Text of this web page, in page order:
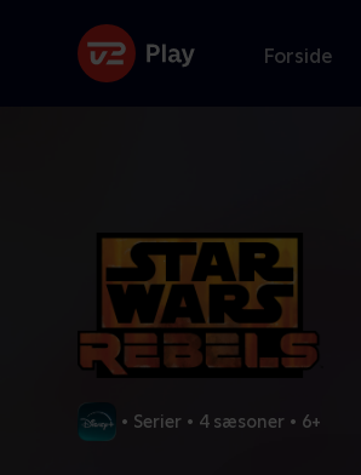
Forside
• Serier • 4 sæsoner • 6+